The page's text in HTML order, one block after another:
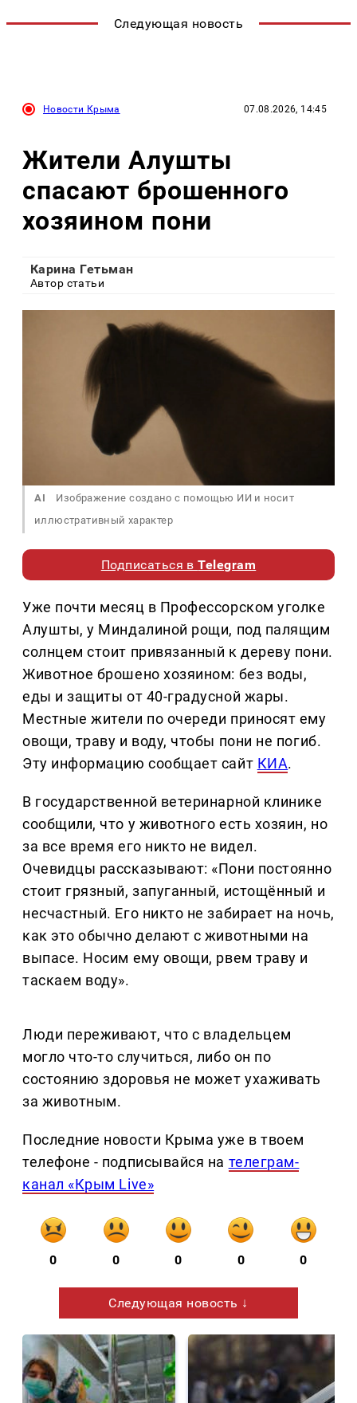
Следующая новость
Новости Крыма 07.08.2026, 14:45
Жители Алушты
спасают брошенного
хозяином пони
Карина Гетьман
Автор статьи
AI
Изображение создано с помощью ИИ и носит
иллюстративный характер
Подписаться вTelegram
Уже почти месяц в Профессорском уголке
Алушты, у Миндалиной рощи, под палящим
солнцем стоит привязанный к дереву пони.
Животное брошено хозяином: без воды,
еды и защиты от 40-градусной жары.
Местные жители по очереди приносят ему
овощи, траву и воду, чтобы пони не погиб.
Эту информацию сообщает сайт КИА.
В государственной ветеринарной клинике
сообщили, что у животного есть хозяин, но
за все время его никто не видел.
Очевидцы рассказывают: «Пони постоянно
стоит грязный, запуганный, истощённый и
несчастный. Его никто не забирает на ночь,
как это обычно делают с животными на
выпасе. Носим ему овощи, рвем траву и
таскаем воду».
Люди переживают, что с владельцем
могло что-то случиться, либо он по
состоянию здоровья не может ухаживать
за животным.
Последние новости Крыма уже в твоем
телефоне - подписывайся на телеграм-
канал «Крым Live»
0 0 0 0 0
Следующая новость ↓